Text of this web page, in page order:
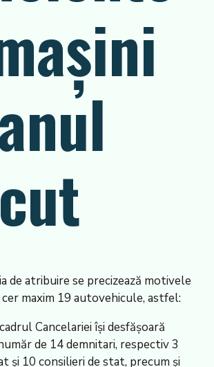
de atribuire se precizează motivele
maxim 19 autovehicule, astfel:
Cancelariei îşi desfăşoară
de 14 demnitari, respectiv 3
şi 10 consilieri de stat, precum şi